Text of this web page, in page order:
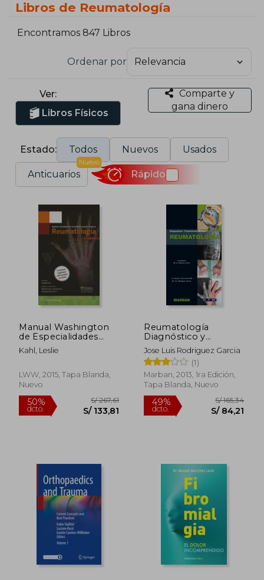
Libros de Reumatología
Encontramos 847 Libros
Ordenar por
Ver:
Libros Físicos
Comparte y
gana dinero
Estado: Todos Nuevos Usados
Anticuarios
Nuevo
Rápido
Manual Washington
de Especialidades
Clinicas.
Reumatologia
Kahl, Leslie
LWW, 2015, Tapa Blanda,
Nuevo
50%
dcto. S/ 133,81
Reumatología
Diagnóstico y
Tratamiento Medico.
Jose Luis Rodriguez Garcia
(1)
Marban, 2013, 1ra Edición,
Tapa Blanda, Nuevo
49%
dcto.